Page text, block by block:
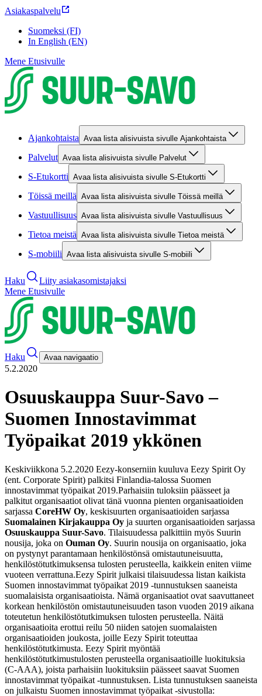
Asiakaspalvelu
Suomeksi (FI)
In English (EN)
Mene Etusivulle
Ajankohtaista Avaa lista alisivuista sivulle Ajankohtaista
Palvelut Avaa lista alisivuista sivulle Palvelut
S-Etukortti Avaa lista alisivuista sivulle S-Etukortti
Töissä meillä Avaa lista alisivuista sivulle Töissä meillä
Vastuullisuus Avaa lista alisivuista sivulle Vastuullisuus
Tietoa meistä Avaa lista alisivuista sivulle Tietoa meistä
S-mobiili Avaa lista alisivuista sivulle S-mobiili
Haku
Liity asiakasomistajaksi
Mene Etusivulle
Haku Avaa navigaatio
5.2.2020
Osuuskauppa Suur-Savo –
Suomen Innostavimmat
Työpaikat 2019 ykkönen
Keskiviikkona 5.2.2020 Eezy-konserniin kuuluva Eezy Spirit Oy
(ent. Corporate Spirit) palkitsi Finlandia-talossa Suomen
innostavimmat työpaikat 2019.Parhaisiin tuloksiin päässeet ja
palkitut organisaatiot olivat tänä vuonna pienten organisaatioiden
sarjassa CoreHW Oy, keskisuurten organisaatioiden sarjassa
Suomalainen Kirjakauppa Oy ja suurten organisaatioiden sarjassa
Osuuskauppa Suur-Savo. Tilaisuudessa palkittiin myös Suurin
nousija, joka on Ouman Oy. Suurin nousija on organisaatio, joka
on pystynyt parantamaan henkilöstönsä omistautuneisuutta,
henkilöstötutkimuksensa tulosten perusteella, kaikkein eniten viime
vuoteen verrattuna.Eezy Spirit julkaisi tilaisuudessa listan kaikista
Suomen innostavimmat työpaikat 2019 -tunnustuksen saaneista
suomalaisista organisaatioista. Nämä organisaatiot ovat saavuttaneet
korkean henkilöstön omistautuneisuuden tason vuoden 2019 aikana
toteutetun henkilöstötutkimuksen tulosten perusteella. Näitä
organisaatioita erottui reilu 50 niiden satojen suomalaisten
organisaatioiden joukosta, joille Eezy Spirit toteuttaa
henkilöstötutkimusta. Eezy Spirit myöntää
henkilöstötutkimustulosten perusteella organisaatioille luokituksia
(C-AAA), joista parhaisiin luokituksiin päässeet saavat Suomen
innostavimmat työpaikat -tunnustuksen. Lista tunnustuksen saaneista
on julkaistu Suomen innostavimmat työpaikat -sivustolla: